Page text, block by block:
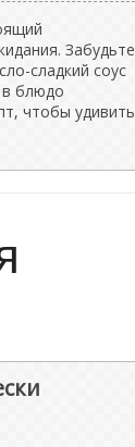
Забудьте
сладкий соус
блюдо
чтобы удивить